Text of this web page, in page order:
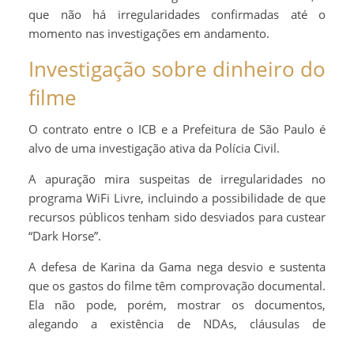
que não há irregularidades confirmadas até o
momento nas investigações em andamento.
Investigação sobre dinheiro do
filme
O contrato entre o ICB e a Prefeitura de São Paulo é
alvo de uma investigação ativa da Polícia Civil.
A apuração mira suspeitas de irregularidades no
programa WiFi Livre, incluindo a possibilidade de que
recursos públicos tenham sido desviados para custear
“Dark Horse”.
A defesa de Karina da Gama nega desvio e sustenta
que os gastos do filme têm comprovação documental.
Ela não pode, porém, mostrar os documentos,
alegando a existência de NDAs, cláusulas de